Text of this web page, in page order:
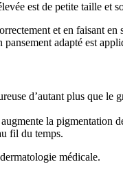
est de petite taille et
et en faisant
adapté est
d’autant plus que le
la pigmentation
fil du temps.
médicale.